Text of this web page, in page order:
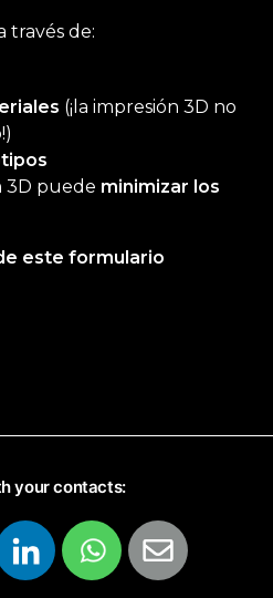
través de:
(¡la impresión 3D no
3D puede minimizar los
este formulario
your contacts: